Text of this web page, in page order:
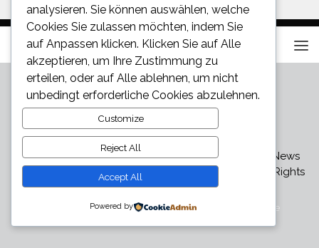
Star und Promi News - Aktuelle Bilder, Videos und News
über den neuesten Klatsch und Tratsch © 2026. All Rights
Reserved.
Präsentiert von - Entworfen mit dem Hueman-Theme
analysieren. Sie können auswählen, welche
Cookies Sie zulassen möchten, indem Sie
auf Anpassen klicken. Klicken Sie auf Alle
akzeptieren , um Ihre Zustimmung zu
erteilen, oder auf Alle ablehnen , um nicht
unbedingt erforderliche Cookies abzulehnen.
Customize
Reject All
Accept All
Powered by